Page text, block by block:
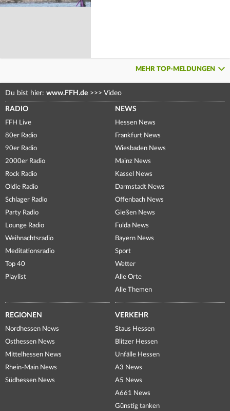
MEHR TOP-MELDUNGEN
Du bist hier: www.FFH.de >>> Video
RADIO
FFH Live
80er Radio
90er Radio
2000er Radio
Rock Radio
Oldie Radio
Schlager Radio
Party Radio
Lounge Radio
Weihnachtsradio
Meditationsradio
Top 40
Playlist
NEWS
Hessen News
Frankfurt News
Wiesbaden News
Mainz News
Kassel News
Darmstadt News
Offenbach News
Gießen News
Fulda News
Bayern News
Sport
Wetter
Alle Orte
Alle Themen
REGIONEN
Nordhessen News
Osthessen News
Mittelhessen News
Rhein-Main News
Südhessen News
VERKEHR
Staus Hessen
Blitzer Hessen
Unfälle Hessen
A3 News
A5 News
A661 News
Günstig tanken